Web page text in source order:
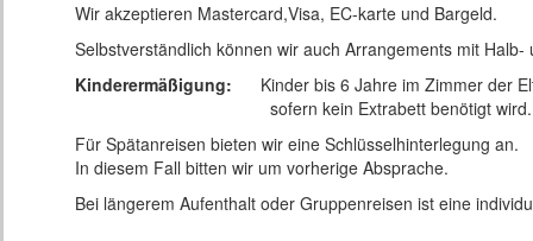
Wir akzeptieren Mastercard,Visa, EC-karte und Bargeld.
Selbstverständlich können wir auch Arrangements mit Halb-
Kinderermäßigung: Kinder bis 6 Jahre im Zimmer der
sofern kein Extrabett benötigt wird.
Für Spätanreisen bieten wir eine Schlüsselhinterlegung an.
In diesem Fall bitten wir um vorherige Absprache.
Bei längerem Aufenthalt oder Gruppenreisen ist eine